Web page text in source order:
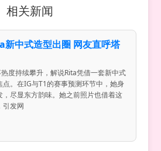
相关新闻
新中式造型出圈 网友直呼塔
热度持续攀升，解说Rita凭借一套新中式
。在IG与T1的赛事预测环节中，她身
尽显东方韵味。她之前照片也借着这
引发网